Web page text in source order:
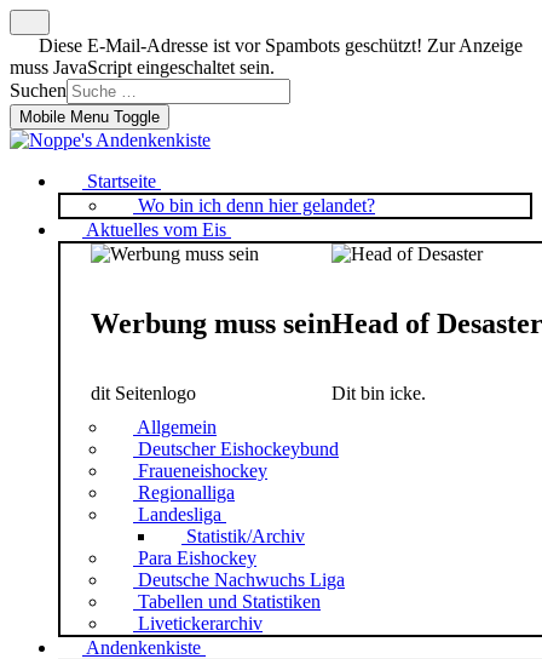
Diese E-Mail-Adresse ist vor Spambots geschützt! Zur Anzeige
muss JavaScript eingeschaltet sein.
Suchen
Mobile Menu Toggle
Startseite
Wo bin ich denn hier gelandet?
Aktuelles vom Eis
Werbung muss sein
dit Seitenlogo
Head of Desaster
Dit bin icke.
Allgemein
Deutscher Eishockeybund
Fraueneishockey
Regionalliga
Landesliga
Statistik/Archiv
Para Eishockey
Deutsche Nachwuchs Liga
Tabellen und Statistiken
Livetickerarchiv
Andenkenkiste